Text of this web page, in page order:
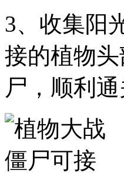
3、收集阳
接的植物
尸，顺利通